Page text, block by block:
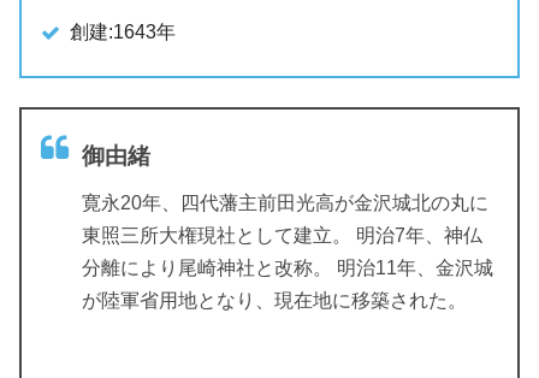
創建:1643年
御由緒
寛永20年、四代藩主前田光高が金沢城北の丸に
東照三所大権現社として建立。 明治7年、神仏
分離により尾崎神社と改称。 明治11年、金沢城
が陸軍省用地となり、現在地に移築された。